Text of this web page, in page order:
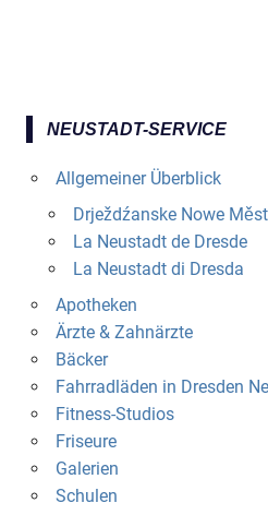
NEUSTADT-SERVICE
Allgemeiner Überblick
Drježdźanske Nowe
La Neustadt de Dresde
La Neustadt di Dresda
Apotheken
Ärzte & Zahnärzte
Bäcker
Fahrradläden in Dresden
Fitness-Studios
Friseure
Galerien
Schulen